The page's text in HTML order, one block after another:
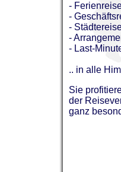
-
-
-
-
- Last-
.. in alle
Sie
der
ganz